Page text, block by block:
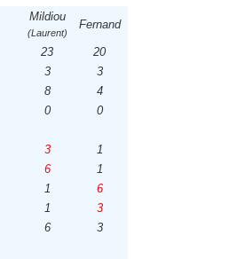
Mildiou
(Laurent)
Fernand
23
20
3
3
8
4
0
0
3
1
6
1
1
6
1
3
6
3